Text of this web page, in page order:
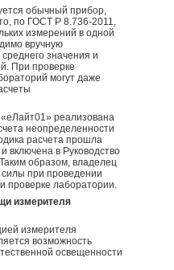
обычный прибор,
по ГОСТ Р 8.736-2011,
измерений в одной
вручную
значения и
При проверке
могут даже
реализована
неопределенности
расчета прошла
включена в Руководство
образом, владелец
при проведении
проверке лаборатории.
измерителя
измерителя
возможность
освещенности